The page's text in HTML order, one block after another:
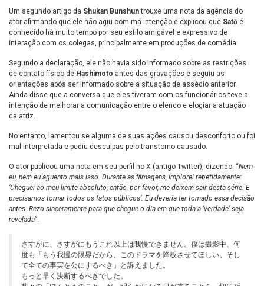
Um segundo artigo da Shukan Bunshuntrouxe uma nota da agência do
ator afirmando que ele não agiu com má intenção e explicou que Satō é
conhecido há muito tempo por seu estilo amigável e expressivo de
interação com os colegas, principalmente em produções de comédia.
Segundo a declaração, ele não havia sido informado sobre as restrições
de contato físico de Hashimoto antes das gravações e seguiu as
orientações após ser informado sobre a situação de assédio anterior.
Ainda disse que a conversa que eles tiveram com os funcionários teve a
intenção de melhorar a comunicação entre o elenco e elogiar a atuação
da atriz.
No entanto, lamentou se alguma de suas ações causou desconforto ou foi
mal interpretada e pediu desculpas pelo transtorno causado.
O ator publicou uma nota em seu perfil no X (antigo Twitter), dizendo: “Nem
eu, nem eu aguento mais isso. Durante as filmagens, implorei repetidamente:
‘Cheguei ao meu limite absoluto, então, por favor, me deixem sair desta série. E
precisamos tornar todos os fatos públicos’. Eu deveria ter tomado essa decisão
antes. Rezo sinceramente para que chegue o dia em que toda a ‘verdade’ seja
revelada”.
さすがに、さすがにもうこれ以上は我慢できません。僕は撮影中、何
度も「もう我慢の限界だから、このドラマを降板させてほしい。そし
て全ての事実を公にするべき」と訴えました。
もっと早く決断するべきでした。